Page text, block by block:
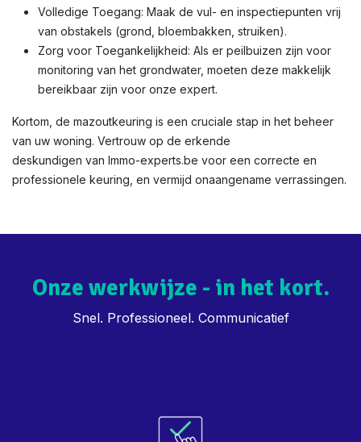
Volledige Toegang: Maak de vul- en inspectiepunten vrij
van obstakels (grond, bloembakken, struiken).
Zorg voor Toegankelijkheid: Als er peilbuizen zijn voor
monitoring van het grondwater, moeten deze makkelijk
bereikbaar zijn voor onze expert.
Kortom, de mazoutkeuring is een cruciale stap in het beheer
van uw woning. Vertrouw op de erkende
deskundigen van Immo-experts.be voor een correcte en
professionele keuring, en vermijd onaangename verrassingen.
Onze werkwijze - in het kort.
Snel. Professioneel. Communicatief